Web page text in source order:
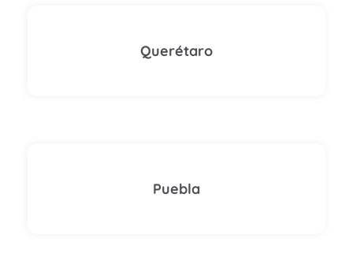
Querétaro
Puebla